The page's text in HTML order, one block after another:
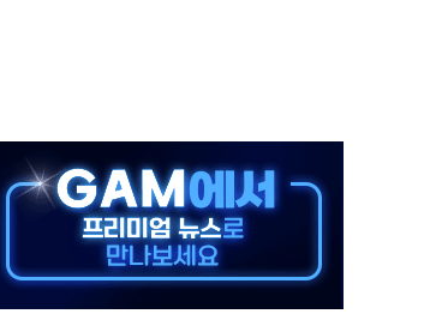
비상대응기구 가동
상 폭우…호우경보 발효
환 여부 조사
편성…체감온도 38도 넘으면 중단
재검토 지시